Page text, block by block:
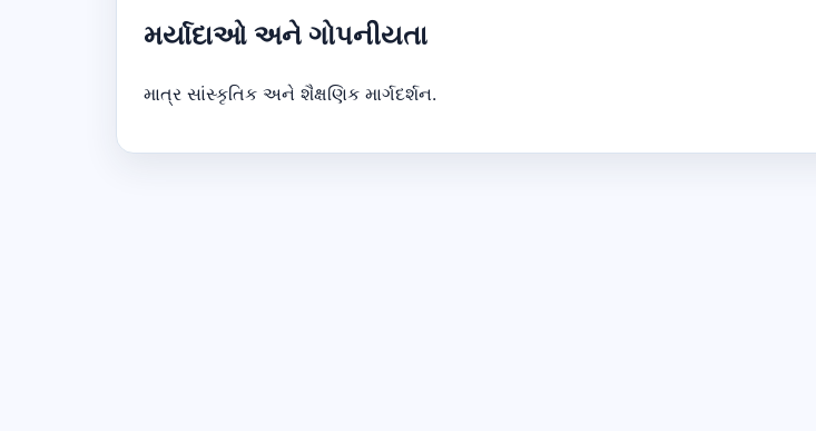
મર્યાદાઓ અને ગોપનીયતા
માત્ર સાંસ્કૃતિક અને શૈક્ષણિક માર્ગદર્શન.